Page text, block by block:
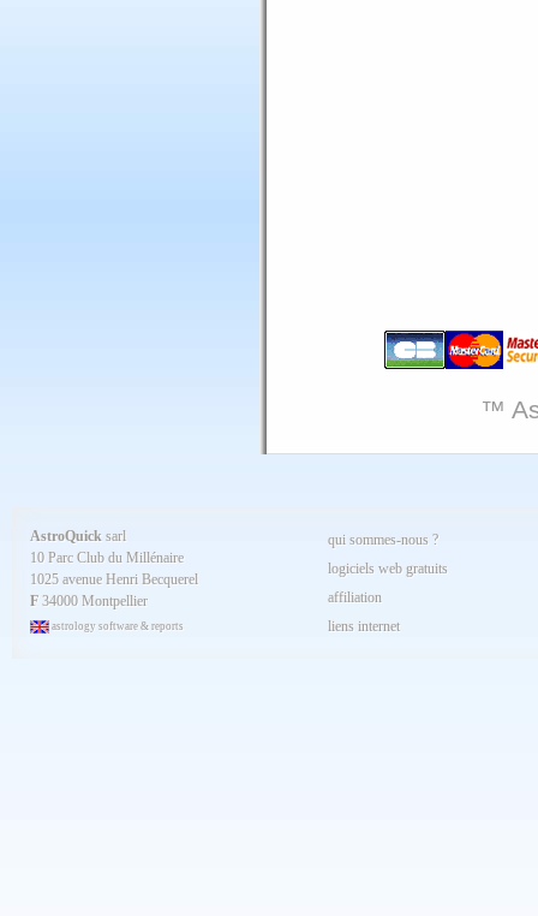
™
AstroQuick sarl
10 Parc Club du Millénaire
1025 avenue Henri Becquerel
F 34000 Montpellier
astrology software & reports
qui sommes-nous ?
logiciels web gratuits
affiliation
liens internet